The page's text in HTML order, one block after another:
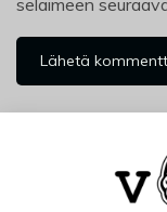
selaimeen